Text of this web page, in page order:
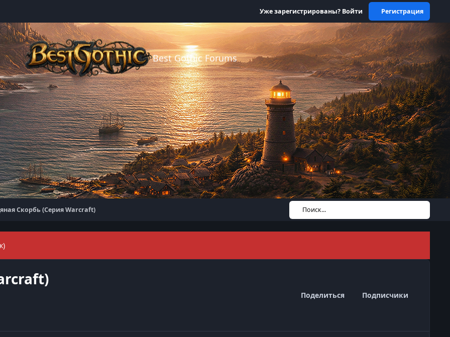
Уже зарегистрированы? Войти Регистрация
Best Gothic Forums
Скорбь (Серия Warcraft) Поиск...
Поделиться Подписчики